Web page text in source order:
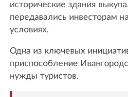
исторические здания
передавались инвесторам
условиях.
Одна из ключевых
приспособление
нужды туристов.